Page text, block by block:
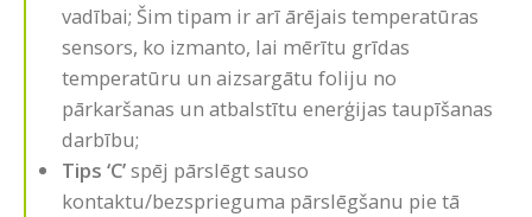
vadībai; Šim tipam ir arī ārējais temperatūras
sensors, ko izmanto, lai mērītu grīdas
temperatūru un aizsargātu foliju no
pārkaršanas un atbalstītu enerģijas taupīšanas
darbību;
Tips ‘C’spēj pārslēgt sauso
kontaktu/bezsprieguma pārslēgšanu pie tā